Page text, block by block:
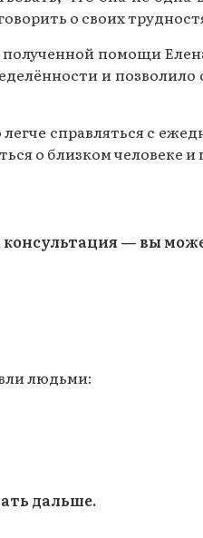
о своих
помощи
и
справляться с
о близком человеке
— вы
людьми:
дальше.